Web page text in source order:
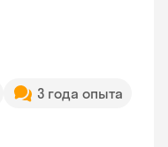
3 года опыта